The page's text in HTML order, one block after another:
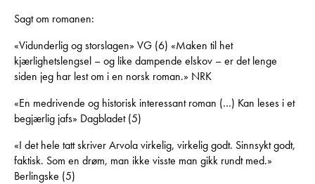
Sagt om romanen:
«Vidunderlig og storslagen» VG (6) «Maken til het
kjærlighetslengsel – og like dampende elskov – er det lenge
siden jeg har lest om i en norsk roman.» NRK
«En medrivende og historisk interessant roman (…) Kan leses i et
begjærlig jafs» Dagbladet (5)
«I det hele tatt skriver Arvola virkelig, virkelig godt. Sinnsykt godt,
faktisk. Som en drøm, man ikke visste man gikk rundt med.»
Berlingske (5)